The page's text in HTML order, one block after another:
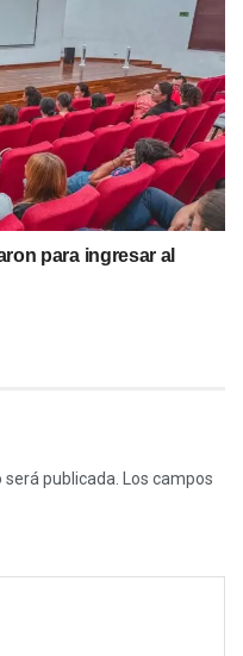
para ingresar al
publicada.
Los campos